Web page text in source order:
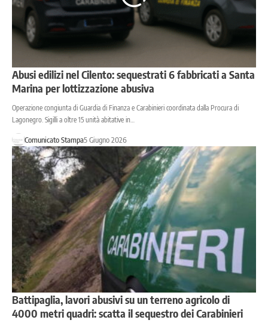
Abusi edilizi nel Cilento: sequestrati 6 fabbricati a Santa
Marina per lottizzazione abusiva
Operazione congiunta di Guardia di Finanza e Carabinieri coordinata dalla Procura di
Lagonegro. Sigilli a oltre 15 unità abitative in…
Comunicato Stampa5 Giugno 2026
Battipaglia, lavori abusivi su un terreno agricolo di
4000 metri quadri: scatta il sequestro dei Carabinieri